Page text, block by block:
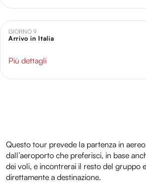
GIORNO 9
Arrivo in Italia
Più dettagli
Questo tour prevede la partenza in
dall’aeroporto che preferisci, in base
dei voli, e incontrerai il resto del gruppo
direttamente a destinazione.